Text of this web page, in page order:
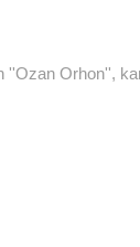
Orhon'',